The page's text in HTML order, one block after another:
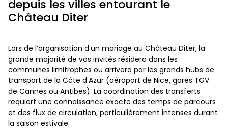
depuis les villes entourant le
Château Diter
Lors de l’organisation d’un mariage au Château Diter, la
grande majorité de vos invités résidera dans les
communes limitrophes ou arrivera par les grands hubs de
transport de la Côte d’Azur (aéroport de Nice, gares TGV
de Cannes ou Antibes). La coordination des transferts
requiert une connaissance exacte des temps de parcours
et des flux de circulation, particulièrement intenses durant
la saison estivale.